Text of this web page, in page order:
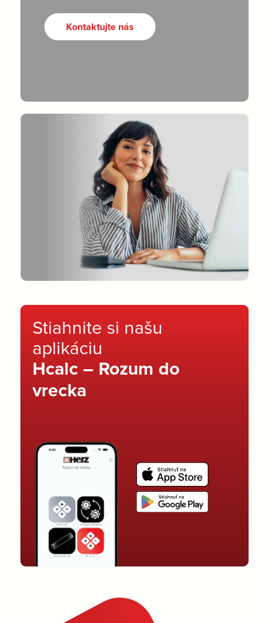
Kontaktujte nás
Stiahnite si našu
aplikáciu
Hcalc – Rozum do
vrecka